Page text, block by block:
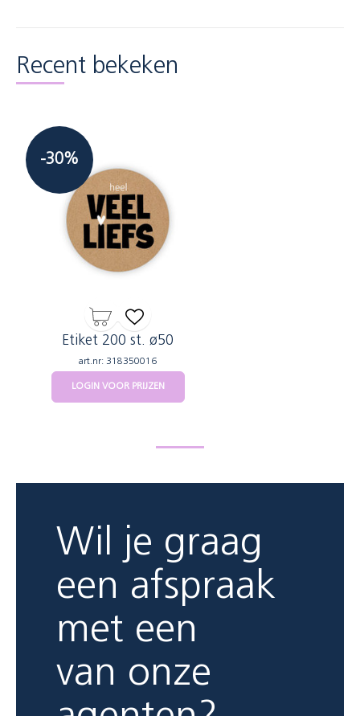
Recent bekeken
-30%
Etiket 200 st. ø50
art.nr: 318350016
LOGIN VOOR PRIJZEN
Wil je graag
een afspraak
met een
van onze